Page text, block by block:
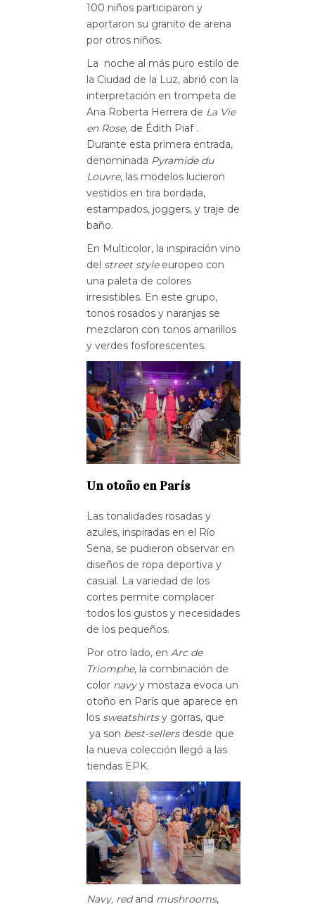
100 niños participaron y
aportaron su granito de arena
por otros niños.
La noche al más puro estilo de
la Ciudad de la Luz, abrió con la
interpretación en trompeta de
Ana Roberta Herrera de La Vie
en Rose, de Édith Piaf .
Durante esta primera entrada,
denominada Pyramide du
Louvre, las modelos lucieron
vestidos en tira bordada,
estampados, joggers, y traje de
baño.
En Multicolor, la inspiración vino
del street styleeuropeo con
una paleta de colores
irresistibles. En este grupo,
tonos rosados y naranjas se
mezclaron con tonos amarillos
y verdes fosforescentes.
Un otoño en París
Las tonalidades rosadas y
azules, inspiradas en el Río
Sena, se pudieron observar en
diseños de ropa deportiva y
casual. La variedad de los
cortes permite complacer
todos los gustos y necesidades
de los pequeños.
Por otro lado, en Arc de
Triomphe, la combinación de
color navyy mostaza evoca un
otoño en París que aparece en
los sweatshirtsy gorras, que
ya son best-sellersdesde que
la nueva colección llegó a las
tiendas EPK.
Navy, redand mushrooms,